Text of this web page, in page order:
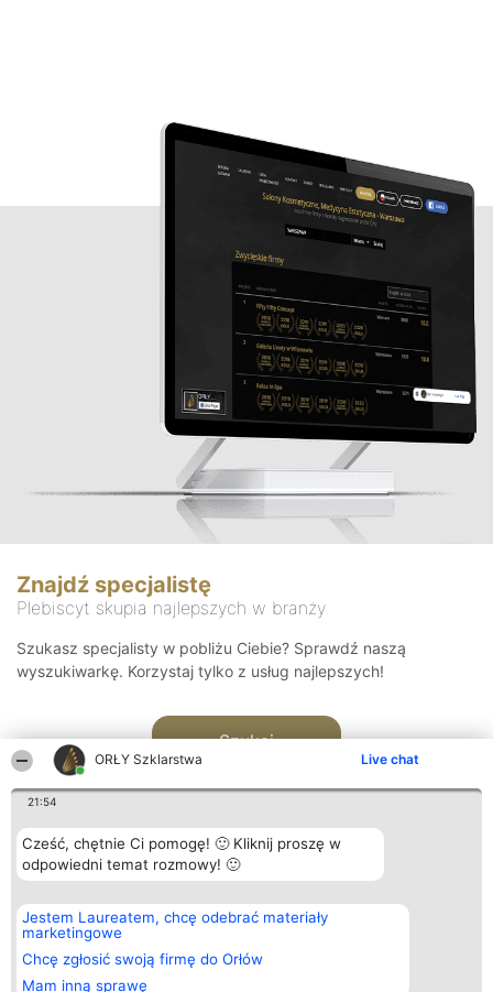
ORŁY Szklarstwa Live chat
21:54
Cześć, chętnie Ci pomogę! 🙂 Kliknij proszę w
odpowiedni temat rozmowy! 🙂
Jestem Laureatem, chcę odebrać materiały
marketingowe
Chcę zgłosić swoją firmę do Orłów
Mam inną sprawę
Znajdź specjalistę
Plebiscyt skupia najlepszych w branży
Szukasz specjalisty w pobliżu Ciebie? Sprawdź naszą
wyszukiwarkę. Korzystaj tylko z usług najlepszych!
Szukaj
Organizator plebiscytu
Bright Side Solutions sp. z o.
o. sp. k.
ul. Ruska 22
Wrocław 50-079
KRS 0000749100 | Regon
Plebiscyt
Laureaci
wszystkich
Laureatów
Kontakt
Kontakt